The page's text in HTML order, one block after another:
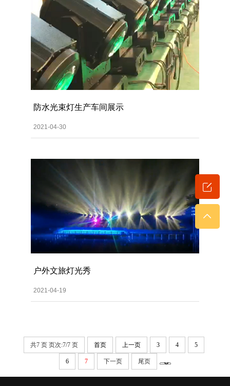
防水光束灯生产车间展示
2021-04-30
户外文旅灯光秀
2021-04-19
共7 页 页次:7/7 页 首页 上一页 3 4 5
6 7 下一页 尾页